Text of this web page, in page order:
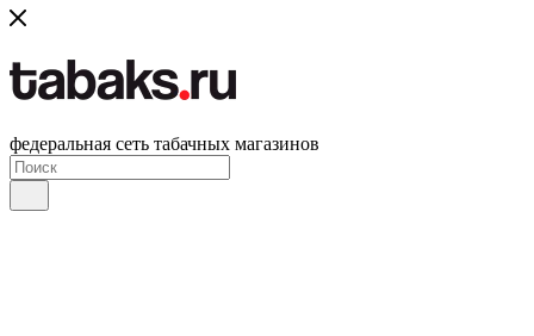
федеральная сеть табачных магазинов